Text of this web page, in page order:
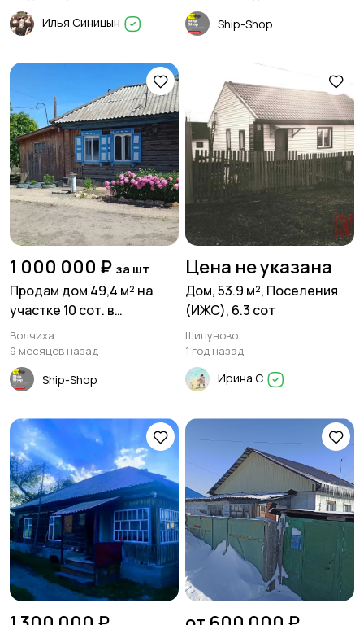
Илья Синицын Ship-Shop
1 000 000 ₽ за шт
Продам дом 49,4 м² на
участке 10 сот. в
с.Bолчиха ул.Подбoрнaя
Волчиха
9 месяцев назад
Ship-Shop
Цена не указана
Дом, 53.9 м², Поселения
(ИЖС), 6.3 сот
Шипуново
1 год назад
Ирина С